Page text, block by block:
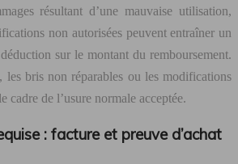
résultant d’une mauvaise utilisation,
non autorisées peuvent entraîner un
sur le montant du remboursement.
les bris non réparables ou les modifications
cadre de l’usure normale acceptée.
: facture et preuve d’achat